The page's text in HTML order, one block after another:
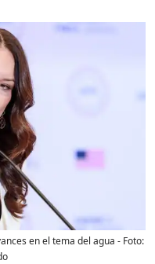
en el tema del agua - Foto: